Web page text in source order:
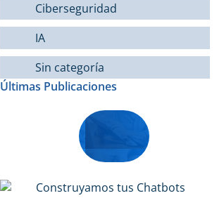
Ciberseguridad
IA
Sin categoría
Últimas Publicaciones